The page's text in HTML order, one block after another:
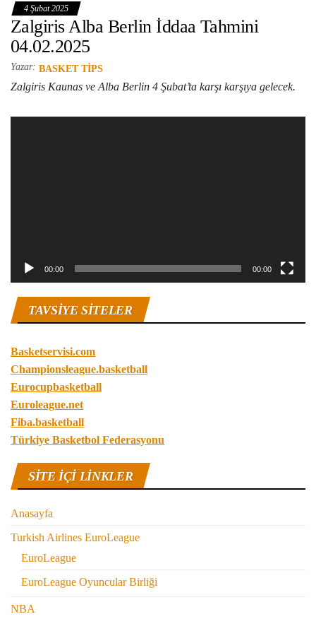
4 Şubat 2025
Zalgiris Alba Berlin İddaa Tahmini
04.02.2025
Yazar: BASKET TIPS
Zalgiris Kaunas ve Alba Berlin 4 Şubat’ta karşı karşıya gelecek.
00:00 00:00
TAVSIYE SITELER
Basketservisi.com
Championsleague.basketball
Eurocupbasketball
Euroleague.net
Fiba.basketball
Türkiye Basketbol Federasyonu
SITE IÇI LINKLER
Anasayfa
Turkish Airlines EuroLeague
EuroLeague
EuroLeague Oyuncular Birliği
NBA